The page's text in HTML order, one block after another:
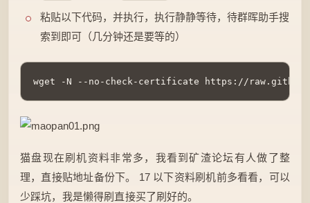
粘贴以下代码，并执行，执行静静等待，待群晖助手搜
索到即可（几分钟还是要等的）
猫盘现在刷机资料非常多，我看到矿渣论坛有人做了整
理，直接贴地址备份下。 17 以下资料刷机前多看看，可以
少踩坑，我是懒得刷直接买了刷好的。